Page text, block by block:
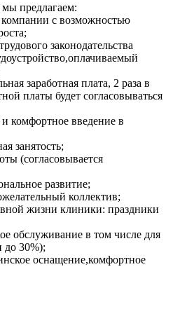
предлагаем:
компании с возможностью
законодательства
заработная плата, 2 раза в
платы будет согласовываться
комфортное введение в
занятость;
(согласовывается
развитие;
коллектив;
жизни клиники: праздники
обслуживание в том числе для
до 30%);
оснащение,комфортное